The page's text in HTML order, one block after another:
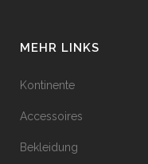
MEHR LINKS
Kontinente
Accessoires
Bekleidung